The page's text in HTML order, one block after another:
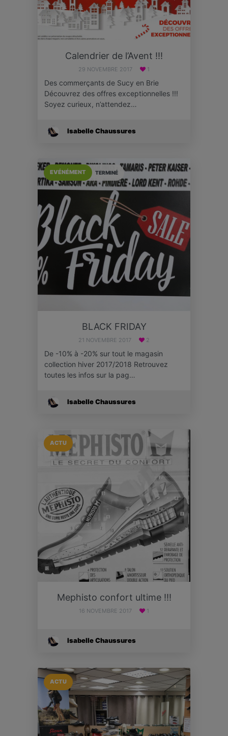
Calendrier de l’Avent !!!
29 NOVEMBRE 2017 1
Des commerçants de Sucy en Brie
Découvrez des offres exceptionnelles !!!
Soyez curieux, n’attendez…
Isabelle Chaussures
TERMINÉ
EVÉNÉMENT
BLACK FRIDAY
21 NOVEMBRE 2017 2
De -10% à -20% sur tout le magasin
collection hiver 2017/2018 Retrouvez
toutes les infos sur la pag…
Isabelle Chaussures
ACTU
Mephisto confort ultime !!!
16 NOVEMBRE 2017 1
Isabelle Chaussures
ACTU